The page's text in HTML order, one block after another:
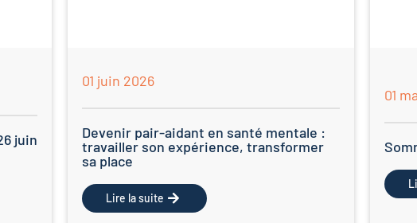
juin
01 juin 2026
Devenir pair-aidant en santé mentale :
travailler son expérience, transformer
sa place
Lire la suite
01